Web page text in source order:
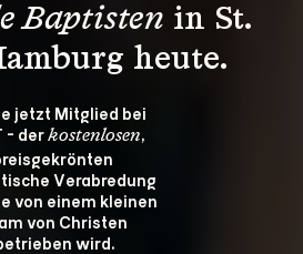
Baptisten in St.
heute.
jetzt Mitglied bei
- der kostenlosen,
Verabredung
von einem kleinen
von Christen
wird.